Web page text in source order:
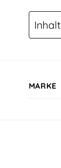
Inhalt
MARKE